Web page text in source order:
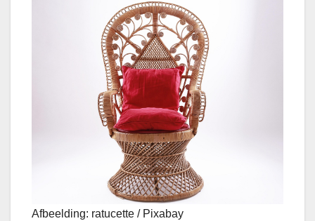
Afbeelding: ratucette / Pixabay